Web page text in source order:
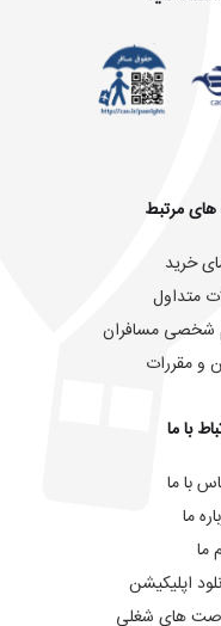
مرتبط
خرید
متداول
شخصی مسافران
و مقررات
با ما
با ما
ما
ما
اپلیکیشن
های شغلی